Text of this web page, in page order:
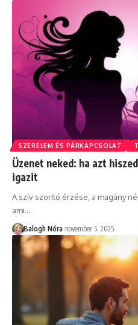
SZERELEM ÉS PÁRKAPCSOLAT
Üzenet neked: ha azt
igazit
A szív szorító érzése, a magány
ami…
Balogh Nóra november 5, 2025